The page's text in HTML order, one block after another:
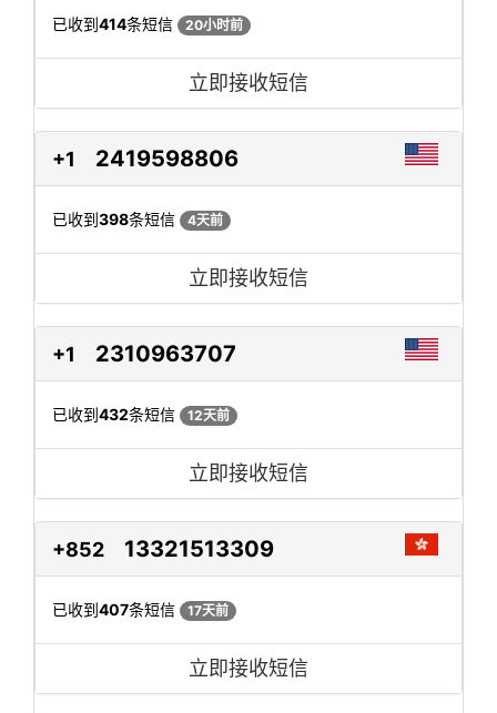
已收到414条短信 20小时前
立即接收短信
+1 2419598806
已收到398条短信 4天前
立即接收短信
+1 2310963707
已收到432条短信 12天前
立即接收短信
+852 13321513309
已收到407条短信 17天前
立即接收短信